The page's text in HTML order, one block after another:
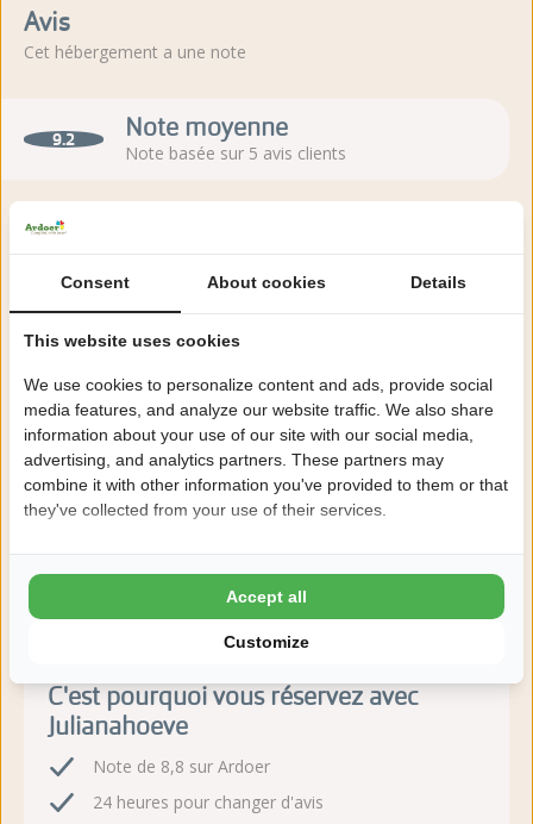
Avis
Cet hébergement a une note
9.2 Note moyenne
Note basée sur 5 avis clients
À propos du camping
luxe 5 étoiles juste derrière les dunes avec la plage à distance
de marche.
En savoir plus
Réservez sans hésiter!
Après la réservation, vous disposez de 24 heures pour
modifier ou annuler gratuitement.
C'est pourquoi vous réservez avec
Julianahoeve
Note de 8,8 sur Ardoer
24 heures pour changer d'avis
Consent About cookies Details
This website uses cookies
We use cookies to personalize content and ads, provide social
media features, and analyze our website traffic. We also share
information about your use of our site with our social media,
advertising, and analytics partners. These partners may
combine it with other information you've provided to them or that
they've collected from your use of their services.
Customize
Accept all